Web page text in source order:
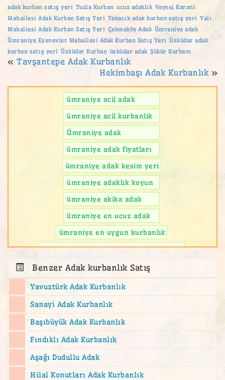
adak kurban satış yeri Tuzla Kurban ucuz adaklık Veysel Karani
Mahallesi Adak Kurban Satış Yeri Yakacık adak kurban satış yeri Yalı
Mahallesi Adak Kurban Satış Yeri Çekmeköy Adak Ümraniye adak
Ümraniye Esenevler Mahallesi Adak Kurban Satış Yeri Üsküdar adak
kurban satış yeri Üsküdar Kurban üsküdar adak Şükür Kurbanı
« Tavşantepe Adak Kurbanlık
Hekimbaşı Adak Kurbanlık »
ümraniye acil adak
ümraniye acil kurbanlık
Ümraniye adak
ümraniye adak fiyatları
ümraniye adak kesim yeri
ümraniye adaklık koyun
ümraniye akika adak
ümraniye en ucuz adak
ümraniye en uygun kurbanlık
ümraniye En Uygun Kurbanlık Fiyatları
ümraniye kurbanlık
ümraniye Kurbanlık Keçi
ümraniye kurbanlık koç
ümraniye kurbanlık koyun
ümraniye kurbanlık kuzu
ümraniye ucuz adak
ümraniye ucuz kurbanlık
Benzer Adak kurbanlık Satış
Yavuztürk Adak Kurbanlık
Sanayi Adak Kurbanlık
Başıbüyük Adak Kurbanlık
Fındıklı Adak Kurbanlık
Aşağı Dudullu Adak
Hilal Konutları Adak Kurbanlık